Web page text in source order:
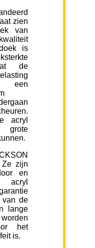
zien
van
is
de
acryl
Ze zijn
en
acryl
van de
lange
het
is.